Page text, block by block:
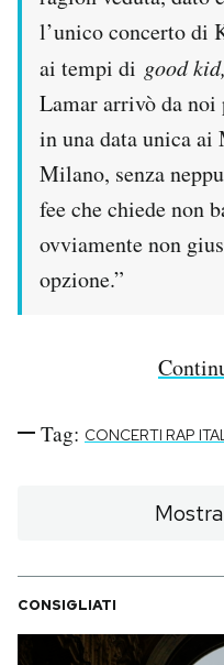
l’unico concerto di
ai tempi di good
Lamar arrivò da
in una data unica
Milano, senza
fee che chiede non
ovviamente non
opzione.”
Tag: CONCERTI RAP
CONSIGLIATI